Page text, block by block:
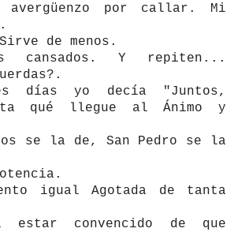
avergüenzo por callar. Mi
de menos.
cansados. Y repiten...
días yo decía "Juntos,
qué llegue al Ánimo y
se la de, San Pedro se la
igual Agotada de tanta
convencido de que